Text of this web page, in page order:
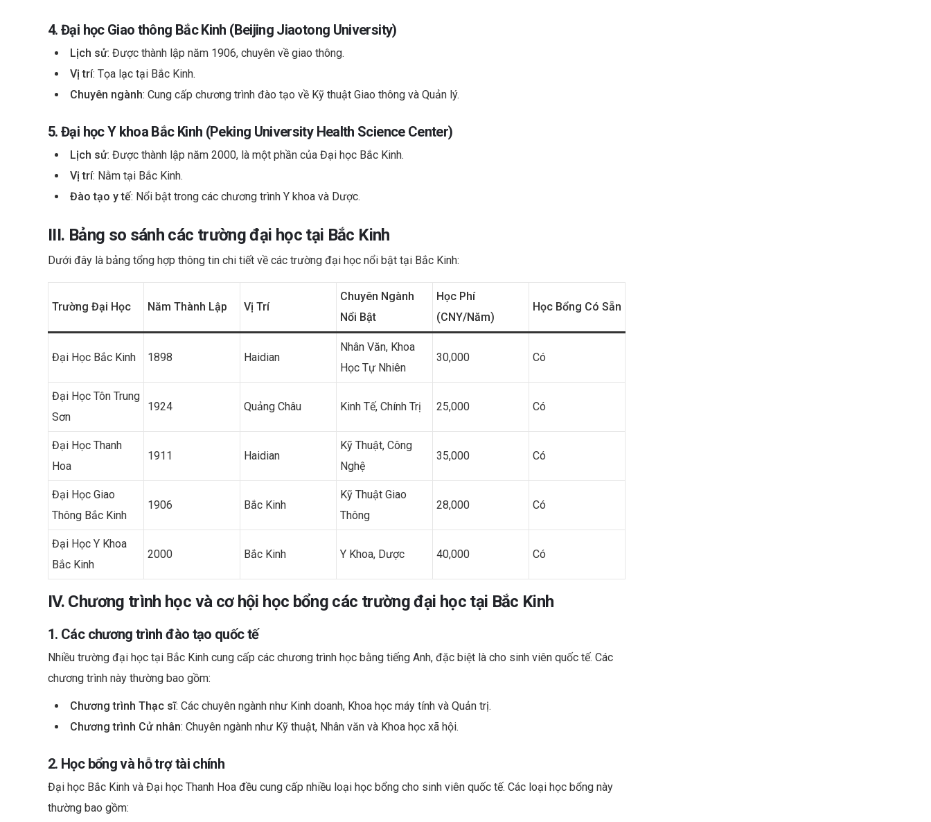
4. Đại học Giao thông Bắc Kinh (Beijing Jiaotong University)
Lịch sử: Được thành lập năm 1906, chuyên về giao thông.
Vị trí: Tọa lạc tại Bắc Kinh.
Chuyên ngành: Cung cấp chương trình đào tạo về Kỹ thuật Giao thông và Quản lý.
5. Đại học Y khoa Bắc Kinh (Peking University Health Science Center)
Lịch sử: Được thành lập năm 2000, là một phần của Đại học Bắc Kinh.
Vị trí: Nằm tại Bắc Kinh.
Đào tạo y tế: Nổi bật trong các chương trình Y khoa và Dược.
III. Bảng so sánh các trường đại học tại Bắc Kinh
Dưới đây là bảng tổng hợp thông tin chi tiết về các trường đại học nổi bật tại Bắc Kinh:
Trường Đại Học Năm Thành Lập Vị Trí
Chuyên Ngành
Nổi Bật
Học Phí
(CNY/năm)
Học Bổng Có Sẵn
Đại Học Bắc Kinh 1898 Haidian
Nhân Văn, Khoa
Học Tự Nhiên
30,000 Có
Đại Học Tôn Trung
Sơn
1924 Quảng Châu Kinh Tế, Chính Trị 25,000 Có
Đại Học Thanh
Hoa
1911 Haidian
Kỹ Thuật, Công
Nghệ
35,000 Có
Đại Học Giao
Thông Bắc Kinh
1906 Bắc Kinh
Kỹ Thuật Giao
Thông
28,000 Có
Đại Học Y Khoa
Bắc Kinh
2000 Bắc Kinh Y Khoa, Dược 40,000 Có
IV. Chương trình học và cơ hội học bổng các trường đại học tại Bắc Kinh
1. Các chương trình đào tạo quốc tế
Nhiều trường đại học tại Bắc Kinh cung cấp các chương trình học bằng tiếng Anh, đặc biệt là cho sinh viên quốc tế. Các
chương trình này thường bao gồm:
Chương trình Thạc sĩ: Các chuyên ngành như Kinh doanh, Khoa học máy tính và Quản trị.
Chương trình Cử nhân: Chuyên ngành như Kỹ thuật, Nhân văn và Khoa học xã hội.
2. Học bổng và hỗ trợ tài chính
Đại học Bắc Kinh và Đại học Thanh Hoa đều cung cấp nhiều loại học bổng cho sinh viên quốc tế. Các loại học bổng này
thường bao gồm: